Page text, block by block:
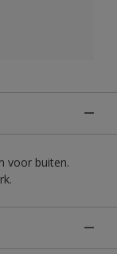
voor buiten.